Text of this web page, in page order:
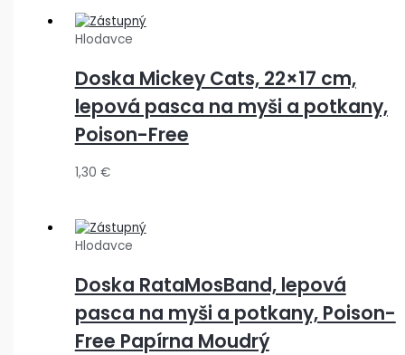
Hlodavce
Doska Mickey Cats, 22×17 cm,
lepová pasca na myši a potkany,
Poison-Free
1,30 €
Hlodavce
Doska RataMosBand, lepová
pasca na myši a potkany, Poison-
Free Papírna Moudrý